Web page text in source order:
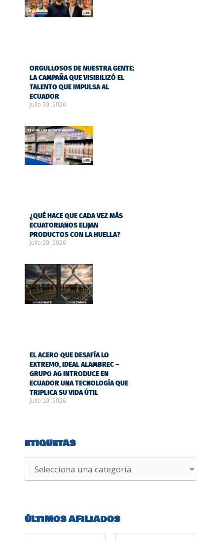
ORGULLOSOS DE NUESTRA GENTE:
LA CAMPAÑA QUE VISIBILIZÓ EL
TALENTO QUE IMPULSA AL
ECUADOR
julio 30, 2026
¿QUÉ HACE QUE CADA VEZ MÁS
ECUATORIANOS ELIJAN
PRODUCTOS CON LA HUELLA?
julio 20, 2026
EL ACERO QUE DESAFÍA LO
EXTREMO, IDEAL ALAMBREC –
GRUPO AG INTRODUCE EN
ECUADOR UNA TECNOLOGÍA QUE
TRIPLICA SU VIDA ÚTIL
julio 10, 2026
ETIQUETAS
ÚLTIMOS AFILIADOS